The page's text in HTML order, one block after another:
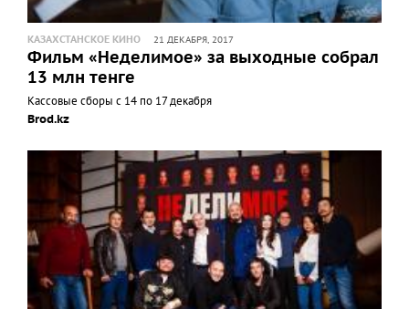
КАЗАХСТАНСКОЕ КИНО 21 ДЕКАБРЯ, 2017
Фильм «Неделимое» за выходные собрал
13 млн тенге
Кассовые сборы с 14 по 17 декабря
Brod.kz